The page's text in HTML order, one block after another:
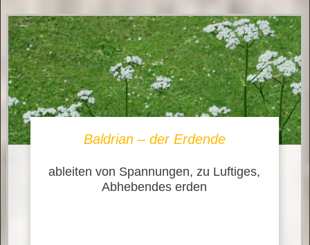
Baldrian – der Erdende
ableiten von Spannungen, zu Luftiges,
Abhebendes erden